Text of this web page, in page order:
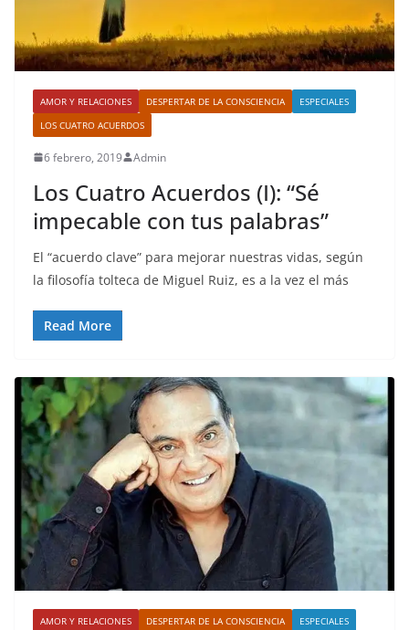
AMOR Y RELACIONES DESPERTAR DE LA CONSCIENCIA
ESPECIALES
LOS CUATRO ACUERDOS
6 febrero, 2019 Admin
Los Cuatro Acuerdos (I): “Sé
impecable con tus palabras”
El “acuerdo clave” para mejorar nuestras vidas, según
la filosofía tolteca de Miguel Ruiz, es a la vez el más
Read More
AMOR Y RELACIONES DESPERTAR DE LA CONSCIENCIA
ESPECIALES